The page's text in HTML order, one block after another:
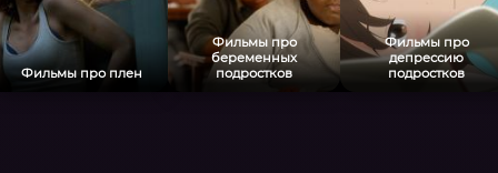
Фильмы про плен
Фильмы про
беременных
подростков
Фильмы про
депрессию
подростков